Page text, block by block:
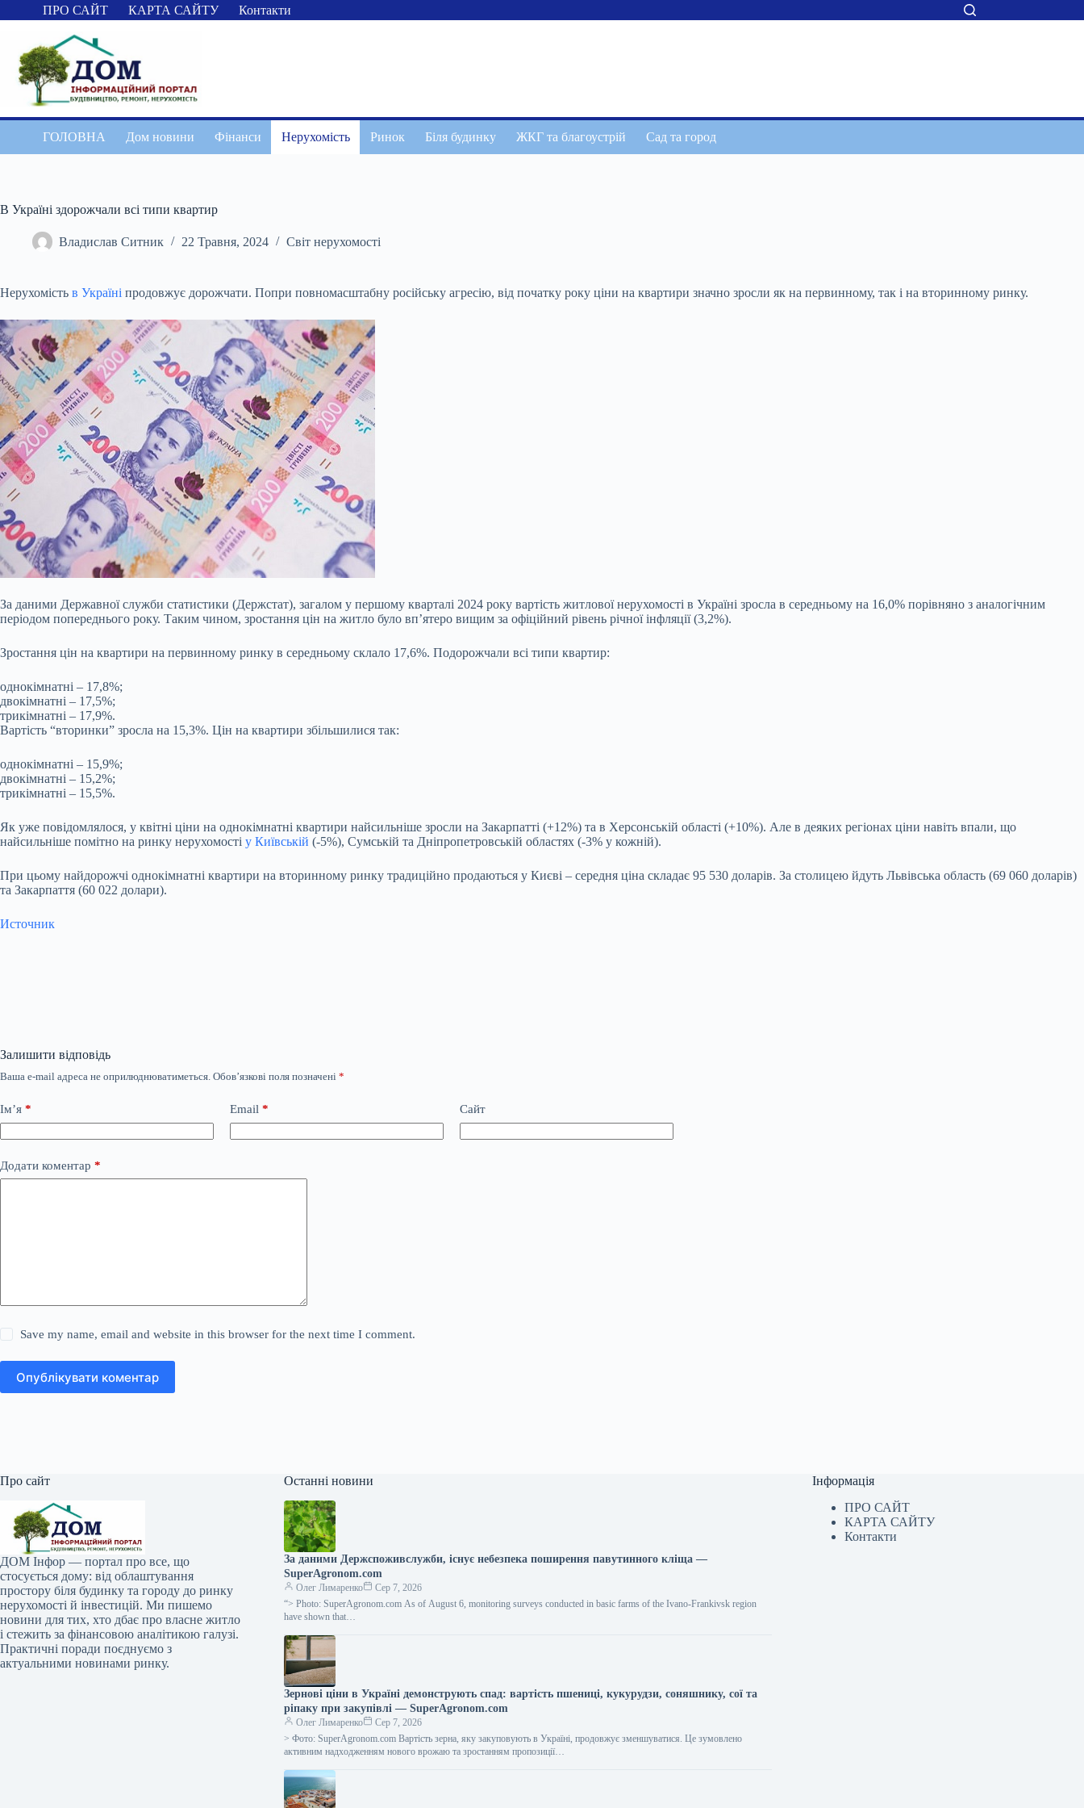
Перейти
до
ПРО САЙТ КАРТА САЙТУ Контакти
ГОЛОВНА Дом новини Фінанси Нерухомість Ринок Біля будинку ЖКГ та благоустрій Сад та город
В Україні здорожчали всі типи квартир
Владислав Ситник 22 Травня, 2024 Світ нерухомості
Нерухомість в Україні продовжує дорожчати. Попри повномасштабну російську агресію, від початку року ціни на квартири значно зросли як на первинному, так і на вторинному ринку.
За даними Державної служби статистики (Держстат), загалом у першому кварталі 2024 року вартість житлової нерухомості в Україні зросла в середньому на 16,0% порівняно з аналогічним
періодом попереднього року. Таким чином, зростання цін на житло було вп’ятеро вищим за офіційний рівень річної інфляції (3,2%).
Зростання цін на квартири на первинному ринку в середньому склало 17,6%. Подорожчали всі типи квартир:
однокімнатні – 17,8%;
двокімнатні – 17,5%;
трикімнатні – 17,9%.
Вартість “вторинки” зросла на 15,3%. Цін на квартири збільшилися так:
однокімнатні – 15,9%;
двокімнатні – 15,2%;
трикімнатні – 15,5%.
Як уже повідомлялося, у квітні ціни на однокімнатні квартири найсильніше зросли на Закарпатті (+12%) та в Херсонській області (+10%). Але в деяких регіонах ціни навіть впали, що
найсильніше помітно на ринку нерухомості у Київській (-5%), Сумській та Дніпропетровській областях (-3% у кожній).
При цьому найдорожчі однокімнатні квартири на вторинному ринку традиційно продаються у Києві – середня ціна складає 95 530 доларів. За столицею йдуть Львівська область (69 060 доларів)
та Закарпаття (60 022 долари).
Источник
Залишити відповідь
Ваша e-mail адреса не оприлюднюватиметься. Обов’язкові поля позначені *
Ім’я * Email * Сайт
Додати коментар *
Save my name, email and website in this browser for the next time I comment.
Опублікувати коментар
Про сайт
ДОМ Інфор — портал про все, що
стосується дому: від облаштування
простору біля будинку та городу до ринку
нерухомості й інвестицій. Ми пишемо
новини для тих, хто дбає про власне житло
і стежить за фінансовою аналітикою галузі.
Практичні поради поєднуємо з
актуальними новинами ринку.
Останні новини
За даними Держспоживслужби, існує небезпека поширення павутинного кліща —
SuperAgronom.com
Олег Лимаренко
Сер 7, 2026
“> Photo: SuperAgronom.com As of August 6, monitoring surveys conducted in basic farms of the Ivano-Frankivsk region
have shown that…
Зернові ціни в Україні демонструють спад: вартість пшениці, кукурудзи, соняшнику, сої та
ріпаку при закупівлі — SuperAgronom.com
Олег Лимаренко
Сер 7, 2026
> Фото: SuperAgronom.com Вартість зерна, яку закуповують в Україні, продовжує зменшуватися. Це зумовлено
активним надходженням нового врожаю та зростанням пропозиції…
Інформація
ПРО САЙТ
КАРТА САЙТУ
Контакти